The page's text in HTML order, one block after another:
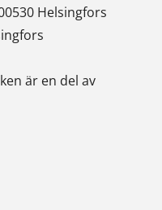
Helsingfors
är en del av